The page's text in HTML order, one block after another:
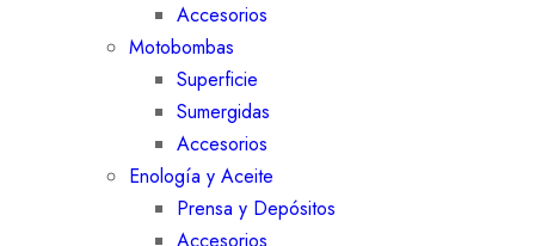
Accesorios
Motobombas
Superficie
Sumergidas
Accesorios
Enología y Aceite
Prensa y Depósitos